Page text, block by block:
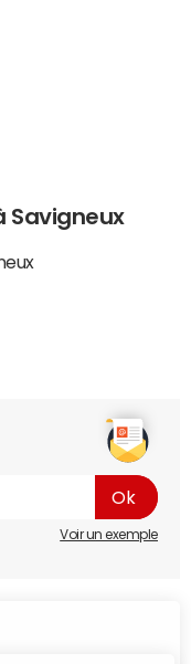
Savigneux
Voir un exemple